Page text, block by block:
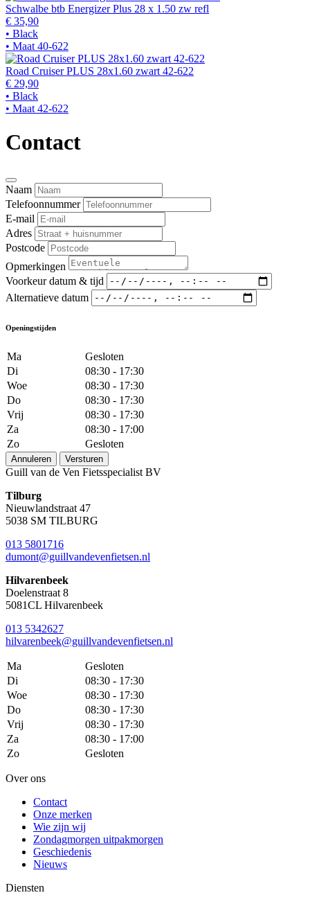
Schwalbe btb Energizer Plus 28 x 1.50 zw refl
€ 35,90
• Black
• Maat 40-622
Road Cruiser PLUS 28x1.60 zwart 42-622
€ 29,90
• Black
• Maat 42-622
Contact
Naam
Telefoonnummer
E-mail
Adres
Postcode
Opmerkingen
Voorkeur datum & tijd
Alternatieve datum
Openingstijden
Ma
Gesloten
Di
08:30 - 17:30
Woe
08:30 - 17:30
Do
08:30 - 17:30
Vrij
08:30 - 17:30
Za
08:30 - 17:00
Zo
Gesloten
Annuleren Versturen
Guill van de Ven Fietsspecialist BV
Tilburg
Nieuwlandstraat 47
5038 SM TILBURG
013 5801716
dumont@guillvandevenfietsen.nl
Hilvarenbeek
Doelenstraat 8
5081CL Hilvarenbeek
013 5342627
hilvarenbeek@guillvandevenfietsen.nl
Ma
Gesloten
Di
08:30 - 17:30
Woe
08:30 - 17:30
Do
08:30 - 17:30
Vrij
08:30 - 17:30
Za
08:30 - 17:00
Zo
Gesloten
Over ons
Contact
Onze merken
Wie zijn wij
Zondagmorgen uitpakmorgen
Geschiedenis
Nieuws
Diensten